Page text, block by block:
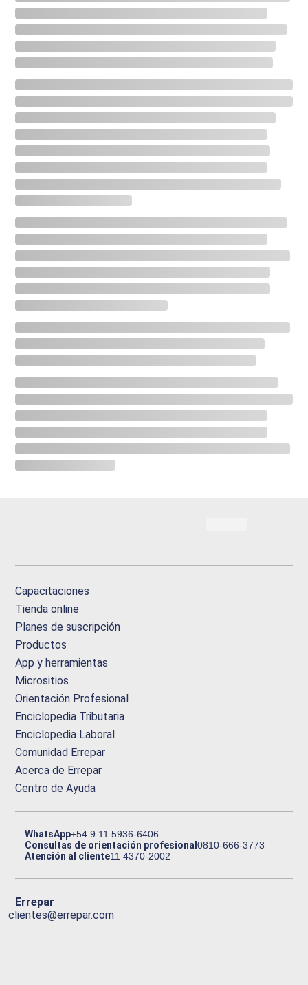
Capacitaciones
Tienda online
Planes de suscripción
Productos
App y herramientas
Micrositios
Orientación Profesional
Enciclopedia Tributaria
Enciclopedia Laboral
Comunidad Errepar
Acerca de Errepar
Centro de Ayuda
WhatsApp+54 9 11 5936-6406
Consultas de orientación profesional0810-666-3773
Atención al cliente11 4370-2002
Errepar
clientes@errepar.com